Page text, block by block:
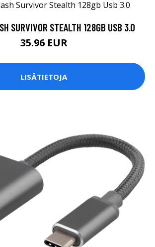
SURVIVOR STEALTH 128GB USB 3.0
35.96 EUR
LISÄTIETOJA